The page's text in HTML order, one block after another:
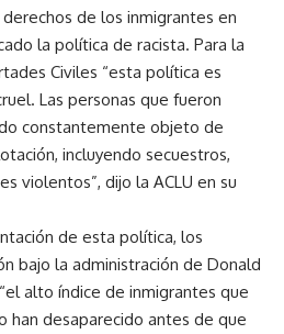
de los inmigrantes en
la política de racista. Para la
Civiles “esta política es
Las personas que fueron
constantemente objeto de
incluyendo secuestros,
violentos”, dijo la ACLU en su
de esta política, los
bajo la administración de Donald
alto índice de inmigrantes que
han desaparecido antes de que